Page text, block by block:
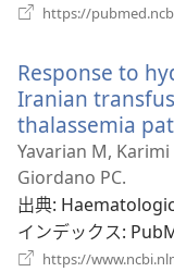
https://
Response to
Iranian
thalassemia
Yavarian M,
Giordano PC.
出典‎:
インデックス‎:
https://